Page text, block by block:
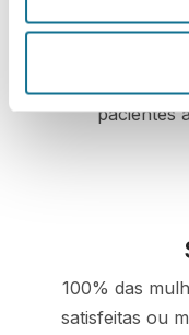
pacientes
100% das
satisfeitas ou